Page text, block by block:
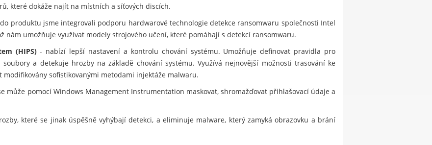
které dokáže najít na místních a síťových discích.
produktu jsme integrovali podporu hardwarové technologie detekce ransomwaru společnosti Intel
nám umožňuje využívat modely strojového učení, které pomáhají s detekcí ransomwaru.
(HIPS)- nabízí lepší nastavení a kontrolu chování systému. Umožňuje definovat pravidla pro
soubory a detekuje hrozby na základě chování systému. Využívá nejnovější možnosti trasování ke
sofistikovanými metodami injektáže malwaru.
může pomocí Windows Management Instrumentation maskovat, shromažďovat přihlašovací údaje a
které se jinak úspěšně vyhýbají detekci, a eliminuje malware, který zamyká obrazovku a brání